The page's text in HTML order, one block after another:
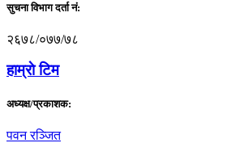
सुचना विभाग दर्ता नं:
२६७८/०७७/७८
हाम्राे टिम
अध्यक्ष/प्रकाशक:
पवन रञ्जित